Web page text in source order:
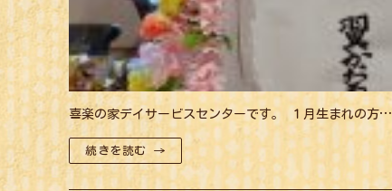
喜楽の家デイサービスセンターです。 １月生まれの方…
続きを読む →